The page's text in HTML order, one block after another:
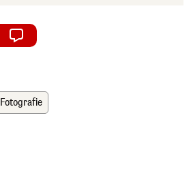
Fotografie